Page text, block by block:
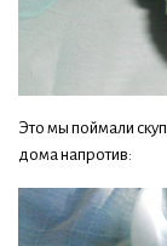
Это мы поймали
дома напротив: